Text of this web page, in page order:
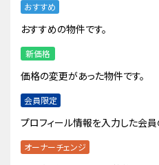
おすすめ
おすすめの物件です。
新価格
価格の変更があった物件です。
会員限定
プロフィール情報を入力した会
オーナーチェンジ